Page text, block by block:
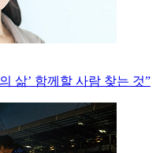
삶’ 함께할 사람 찾는 것”